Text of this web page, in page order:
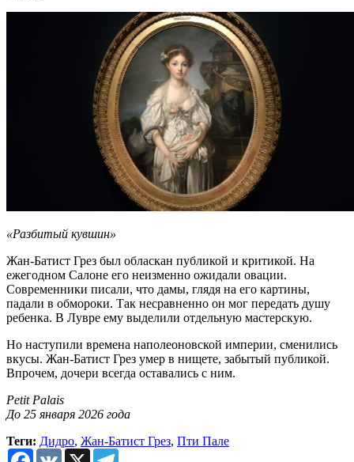
«Разбитый кувшин»
Жан-Батист Грез был обласкан публикой и критикой. На
ежегодном Салоне его неизменно ожидали овации.
Современники писали, что дамы, глядя на его картины,
падали в обмороки. Так несравненно он мог передать душу
ребенка. В Лувре ему выделили отдельную мастерскую.
Но наступили времена наполеоновской империи, сменились
вкусы. Жан-Батист Грез умер в нищете, забытый публикой.
Впрочем, дочери всегда оставались с ним.
Petit Palais
До 25 января 2026 года
Теги: Дидро, Жан-Батист Грез, Пти Пале
Facebook
VK X